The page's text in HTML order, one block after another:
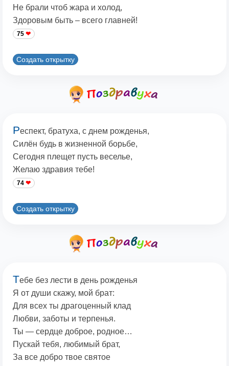
Не брали чтоб жара и холод,
Здоровым быть – всего главней!
75
Создать открытку
Респект, братуха, с днем рожденья,
Силён будь в жизненной борьбе,
Сегодня плещет пусть веселье,
Желаю здравия тебе!
74
Создать открытку
Тебе без лести в день рожденья
Я от души скажу, мой брат:
Для всех ты драгоценный клад
Любви, заботы и терпенья.
Ты — сердце доброе, родное…
Пускай тебя, любимый брат,
За все добро твое святое